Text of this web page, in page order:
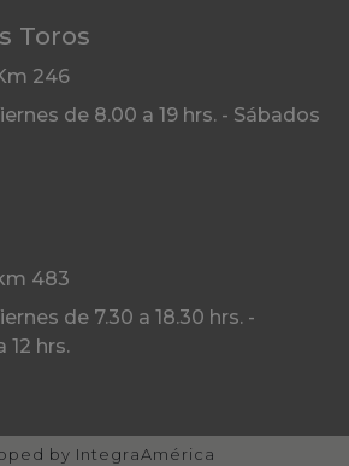
Toros
246
de 8.00 a 19 hrs. - Sábados
483
de 7.30 a 18.30 hrs. -
12 hrs.
by IntegraAmérica